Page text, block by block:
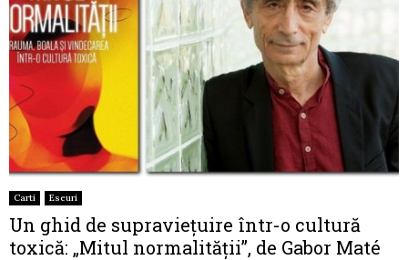
Carti Eseuri
Un ghid de supravieţuire într-o cultură
toxică: „Mitul normalităţii”, de Gabor Maté